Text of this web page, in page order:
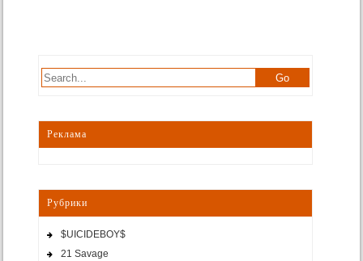
Реклама
Рубрики
$UICIDEBOY$
21 Savage